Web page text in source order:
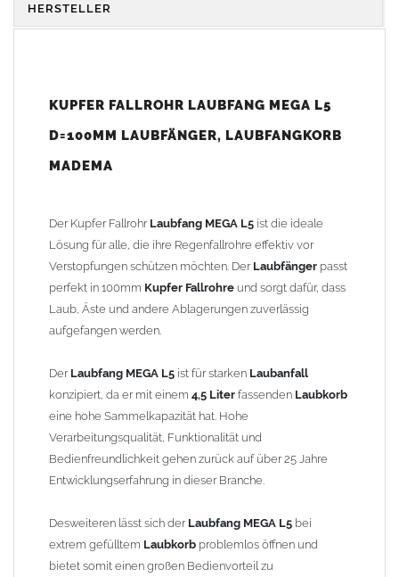
Sammelkapazität hat. Hohe Verarbeitungsqualität, Funktionalität
und Bedienfreundlichkeit gehen zurück auf über 25 Jahre
problemlos öffnen und bietet somit einen
großen Bedienvorteil zu vergleichbaren Systemen. Die
Bedienung ist intuitiv und somit kann die Wartung und
Der Einbau kann problemlos an bestehenden Fallrohren
vorgenommen werden. Der Edelstahl-Laubfangkorb
Lieferumfang enthalten. Der Vorteil gegenüber demLaubschutz
in Dachrinnenist, dass derLaubfängerim Fallrohrohne Leiter
erreichbar ist.
Material:HochwertigesKupfer, das für seine
Langlebigkeit und Korrosionsbeständigkeit bekannt ist.
Ideal für den Einsatz im Außenbereich.
Vielseitig einsetzbar:Ideal für den Einsatz in Gärten, auf
Dächern oder in anderen Bereichen, wo Regenwasser
abgeleitet werden muss.
installieren und ist leicht zu reinigen, sodass Sie ihn bei
Bedarf schnell entleeren können.
zum Stecken- ohne Lötarbeiten nahtlos in das
HERSTELLER
KUPFER FALLROHR LAUBFANG MEGA L5
D=100MM LAUBFÄNGER, LAUBFANGKORB
MADEMA
Der Kupfer Fallrohr Laubfang MEGA L5 ist die ideale
Lösung für alle, die ihre Regenfallrohre effektiv vor
Verstopfungen schützen möchten. Der Laubfänger passt
perfekt in 100mm Kupfer Fallrohre und sorgt dafür, dass
Laub, Äste und andere Ablagerungen zuverlässig
aufgefangen werden.
Der Laubfang MEGA L5 ist für starken Laubanfall
konzipiert, da er mit einem 4,5 Liter fassenden Laubkorb
eine hohe Sammelkapazität hat. Hohe
Verarbeitungsqualität, Funktionalität und
Bedienfreundlichkeit gehen zurück auf über 25 Jahre
Entwicklungserfahrung in dieser Branche.
Desweiteren lässt sich der Laubfang MEGA L5 bei
extrem gefülltem Laubkorb problemlos öffnen und
bietet somit einen großen Bedienvorteil zu